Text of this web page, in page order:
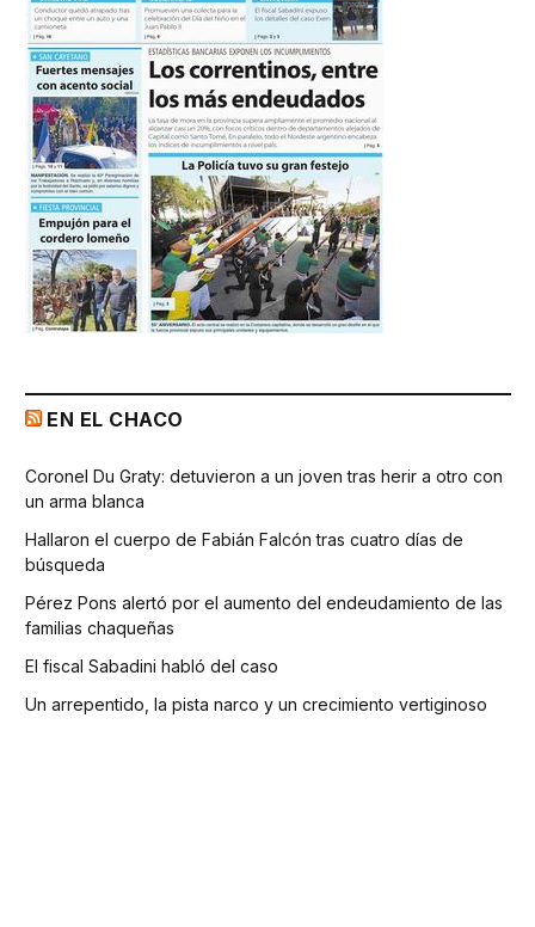
EN EL CHACO
Coronel Du Graty: detuvieron a un joven tras herir a otro con
un arma blanca
Hallaron el cuerpo de Fabián Falcón tras cuatro días de
búsqueda
Pérez Pons alertó por el aumento del endeudamiento de las
familias chaqueñas
El fiscal Sabadini habló del caso
Un arrepentido, la pista narco y un crecimiento vertiginoso